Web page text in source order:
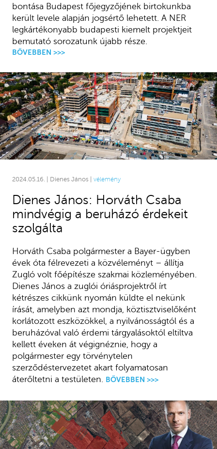
bontása Budapest főjegyzőjének birtokunkba
került levele alapján jogsértő lehetett. A NER
legkártékonyabb budapesti kiemelt projektjeit
bemutató sorozatunk újabb része.
BŐVEBBEN >>>
2024.05.16. | Dienes János | vélemény
Dienes János: Horváth Csaba
mindvégig a beruházó érdekeit
szolgálta
Horváth Csaba polgármester a Bayer-ügyben
évek óta félrevezeti a közvéleményt – állítja
Zugló volt főépítésze szakmai közleményében.
Dienes János a zuglói óriásprojektről írt
kétrészes cikkünk nyomán küldte el nekünk
írását, amelyben azt mondja, köztisztviselőként
korlátozott eszközökkel, a nyilvánosságtól és a
beruházóval való érdemi tárgyalásoktól eltiltva
kellett éveken át végignéznie, hogy a
polgármester egy törvénytelen
szerződéstervezetet akart folyamatosan
áterőltetni a testületen. BŐVEBBEN >>>